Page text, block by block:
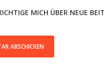
MICH ÜBER NEUE